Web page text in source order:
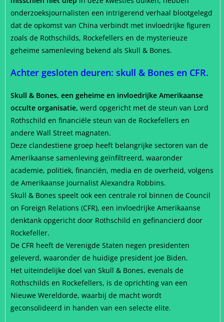
onderzoeksjournalisten een intrigerend verhaal blootgelegd
dat de opkomst van China verbindt met invloedrijke figuren
zoals de Rothschilds, Rockefellers en de mysterieuze
geheime samenleving bekend als Skull & Bones.
Achter gesloten deuren: skull & Bones en CFR.
Skull & Bones, een geheime en invloedrijke Amerikaanse
occulte organisatie, werd opgericht met de steun van Lord
Rothschild en financiële steun van de Rockefellers en
andere Wall Street magnaten.
Deze clandestiene groep heeft belangrijke sectoren van de
Amerikaanse samenleving geïnfiltreerd, waaronder
academie, politiek, financiën, media en de overheid, volgens
de Amerikaanse journalist Alexandra Robbins.
Skull & Bones speelt ook een centrale rol binnen de Council
on Foreign Relations (CFR), een invloedrijke Amerikaanse
denktank opgericht door Rothschild en gefinancierd door
Rockefeller.
De CFR heeft de Verenigde Staten negen presidenten
geleverd, waaronder de huidige president Joe Biden.
Het uiteindelijke doel van Skull & Bones, evenals de
Rothschilds en Rockefellers, is de oprichting van een
Nieuwe Wereldorde, waarbij de macht wordt
geconsolideerd in handen van een selecte elite.